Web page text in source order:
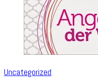
Uncategorized